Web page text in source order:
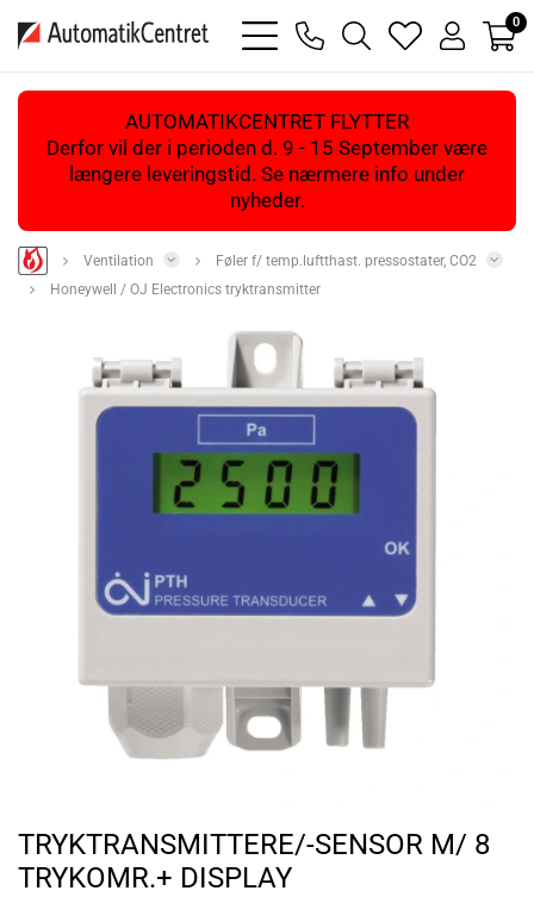
bars
light
phone
magnifying
glass
heart
light
user
light
0
AUTOMATIKCENTRET FLYTTER
Derfor vil der i perioden d. 9 - 15 September være
længere leveringstid. Se nærmere info under
nyheder.
Ventilation
Føler f/ temp.luftthast. pressostater, CO2
Honeywell / OJ Electronics tryktransmitter
TRYKTRANSMITTERE/-SENSOR M/ 8
TRYKOMR.+ DISPLAY